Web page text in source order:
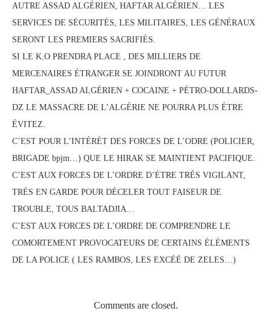
AUTRE ASSAD ALGÉRIEN, HAFTAR ALGÉRIEN… LES
SERVICES DE SÉCURITÉS, LES MILITAIRES, LES GÉNÉRAUX
SERONT LES PREMIERS SACRIFIÉS.
SI LE K.O PRENDRA PLACE , DES MILLIERS DE
MERCENAIRES ÉTRANGER SE JOINDRONT AU FUTUR
HAFTAR_ASSAD ALGÉRIEN + COCAINE + PÉTRO-DOLLARDS-
DZ LE MASSACRE DE L’ALGÉRIE NE POURRA PLUS ÉTRE
ÉVITEZ.
C’EST POUR L’INTÉRÉT DES FORCES DE L’ODRE (POLICIER,
BRIGADE bpjm…) QUE LE HIRAK SE MAINTIENT PACIFIQUE.
C’EST AUX FORCES DE L’ORDRE D’ÉTRE TRÉS VIGILANT,
TRÉS EN GARDE POUR DÉCELER TOUT FAISEUR DE
TROUBLE, TOUS BALTADJIA…
C’EST AUX FORCES DE L’ORDRE DE COMPRENDRE LE
COMORTEMENT PROVOCATEURS DE CERTAINS ÉLÉMENTS
DE LA POLICE ( LES RAMBOS, LES EXCÉÉ DE ZELES…)
Comments are closed.